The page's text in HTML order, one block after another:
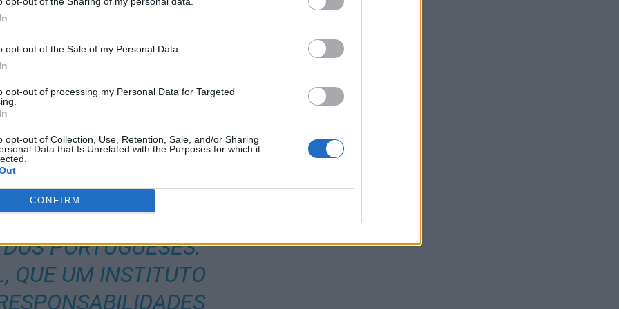
opt-out of the Sale of my Personal Data.
opt-out of processing my Personal Data for Targeted
opt-out of Collection, Use, Retention, Sale, and/or Sharing
Data that Is Unrelated with the Purposes for which it
CONFIRM
GRAVIDADE DA
FALTA COM A
ENTENDEMOS QUE
UM PROCESSO QUE
O QUE REALMENTE
REAIS
CONSEQUÊNCIAS
EXTENSÃO PÚBLICA, A
PORTUGUESES.
QUE UM INSTITUTO